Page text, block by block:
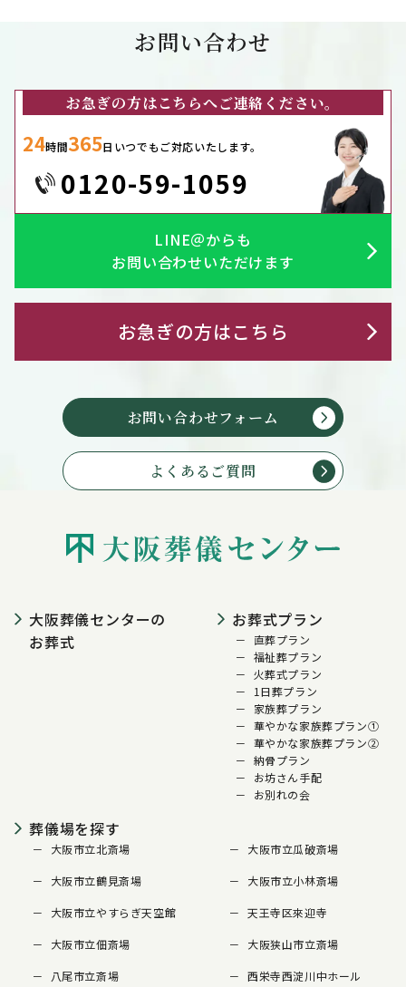
お問い合わせ
お急ぎの方はこちらへご連絡ください。
24時間365日いつでもご対応いたします。
0120-59-1059
LINE＠からも
お問い合わせいただけます
お急ぎの方はこちら
お問い合わせフォーム
よくあるご質問
大阪葬儀センターの
お葬式
お葬式プラン
直葬プラン
福祉葬プラン
火葬式プラン
1日葬プラン
家族葬プラン
華やかな家族葬プラン①
華やかな家族葬プラン②
納骨プラン
お坊さん手配
お別れの会
葬儀場を探す
大阪市立北斎場 大阪市立瓜破斎場
大阪市立鶴見斎場 大阪市立小林斎場
大阪市立やすらぎ天空館 天王寺区來迎寺
大阪市立佃斎場 大阪狭山市立斎場
八尾市立斎場 西栄寺西淀川中ホール